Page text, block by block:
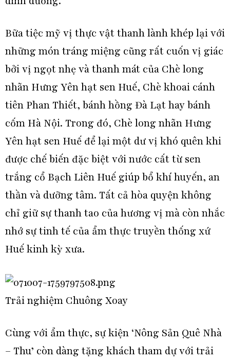
Bữa tiệc mỹ vị thực vật thanh lành khép lại với
những món tráng miệng cũng rất cuốn vị giác
bởi vị ngọt nhẹ và thanh mát của Chè long
nhãn Hưng Yên hạt sen Huế, Chè khoai cánh
tiên Phan Thiết, bánh hồng Đà Lạt hay bánh
cốm Hà Nội. Trong đó, Chè long nhãn Hưng
Yên hạt sen Huế để lại một dư vị khó quên khi
được chế biến đặc biệt với nước cất từ sen
trắng cổ Bạch Liên Huế giúp bổ khí huyến, an
thần và dưỡng tâm. Tất cả hòa quyện không
chỉ giữ sự thanh tao của hương vị mà còn nhắc
nhớ sự tinh tế của ẩm thực truyền thống xứ
Huế kinh kỳ xưa.
Trải nghiệm Chuông Xoay
Cùng với ẩm thực, sự kiện ‘Nông Sản Quê Nhà
– Thu’ còn dàng tặng khách tham dự với trải